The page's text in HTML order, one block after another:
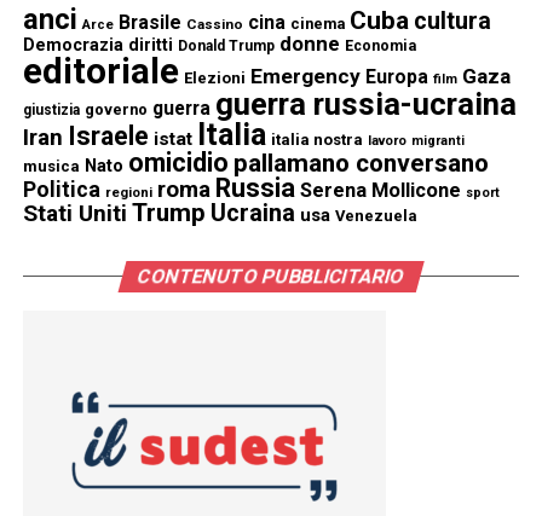
anci Arce Brasile Cassino cina cinema Cuba cultura
Democrazia diritti Donald Trump donne Economia
editoriale Elezioni Emergency Europa film Gaza
giustizia governo guerra guerra russia-ucraina
Iran Israele istat Italia italia nostra lavoro migranti
musica Nato omicidio pallamano conversano
Politica regioni roma Russia Serena Mollicone sport
Stati Uniti Trump Ucraina usa Venezuela
CONTENUTO PUBBLICITARIO